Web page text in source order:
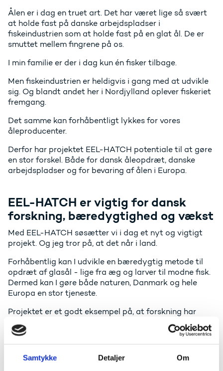
Samtykke Detaljer Om
Ålen er i dag en truet art. Det har været lige så svært
at holde fast på danske arbejdspladser i
fiskeindustrien som at holde fast på en glat ål. De er
smuttet mellem fingrene på os.
I min familie er der i dag kun én fisker tilbage.
Men fiskeindustrien er heldigvis i gang med at udvikle
sig. Og blandt andet her i Nordjylland oplever fiskeriet
fremgang.
Det samme kan forhåbentligt lykkes for vores
åleproducenter.
Derfor har projektet EEL-HATCH potentiale til at gøre
en stor forskel. Både for dansk åleopdræt, danske
arbejdspladser og for bevaring af ålen i Europa.
EEL-HATCH er vigtig for dansk
forskning, bæredygtighed og vækst
Med EEL-HATCH søsætter vi i dag et nyt og vigtigt
projekt. Og jeg tror på, at det når i land.
Forhåbentlig kan I udvikle en bæredygtig metode til
opdræt af glasål - lige fra æg og larver til modne fisk.
Dermed kan I gøre både naturen, Danmark og hele
Europa en stor tjeneste.
Projektet er et godt eksempel på, at forskning har
afgørende betydning for samfundet, vores natur og
vores fremtid.
opdagelser og skabes ny viden.